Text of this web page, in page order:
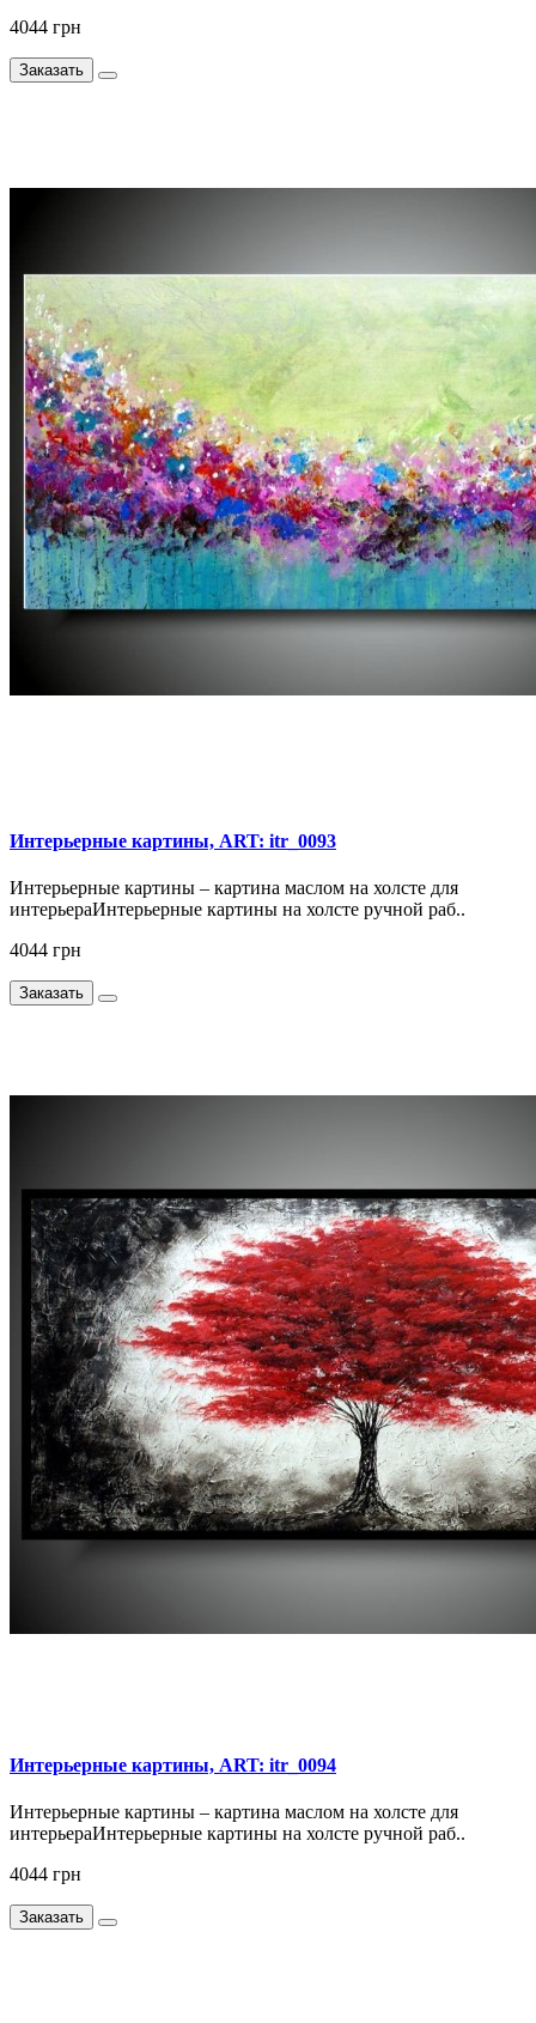
4044 грн
Заказать
Интерьерные картины, ART: itr_0093
Интерьерные картины – картина маслом на холсте для
интерьераИнтерьерные картины на холсте ручной раб..
4044 грн
Заказать
Интерьерные картины, ART: itr_0094
Интерьерные картины – картина маслом на холсте для
интерьераИнтерьерные картины на холсте ручной раб..
4044 грн
Заказать